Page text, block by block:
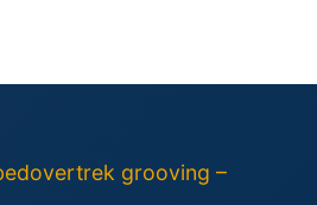
grooving –